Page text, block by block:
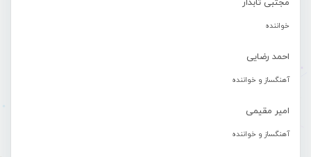
مجتبی تابدار
خواننده
احمد رضایی
آهنگساز و خواننده
امیر مقیمی
آهنگساز و خواننده